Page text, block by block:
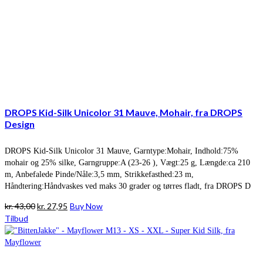
DROPS Kid-Silk Unicolor 31 Mauve, Mohair, fra DROPS
Design
DROPS Kid-Silk Unicolor 31 Mauve, Garntype:Mohair, Indhold:75%
mohair og 25% silke, Garngruppe:A (23-26 ), Vægt:25 g, Længde:ca 210
m, Anbefalede Pinde/Nåle:3,5 mm, Strikkefasthed:23 m,
Håndtering:Håndvaskes ved maks 30 grader og tørres fladt, fra DROPS D
kr.43,00Den
pris
var:
kr. 27,95 Den
pris
Buy Now
Tilbud